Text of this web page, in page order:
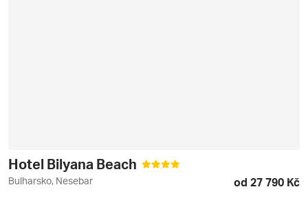
Hotel Bilyana Beach
Bulharsko, Nesebar od 27 790 Kč